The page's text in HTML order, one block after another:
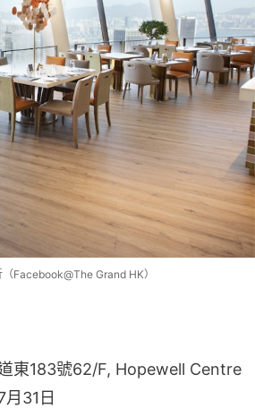
Facebook@The Grand HK）
東183號62/F, Hopewell Centre
31日